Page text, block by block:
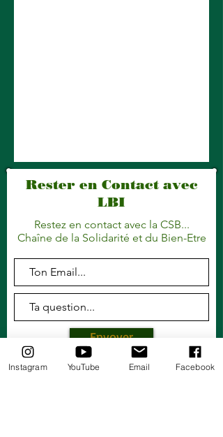
Rester en Contact avec
LBI
Restez en contact avec la CSB...
Chaîne de la Solidarité et du Bien-Etre
Envoyer
Instagram YouTube Email Facebook